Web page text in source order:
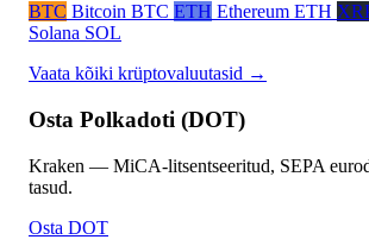
BTC Bitcoin BTC ETH Ethereum ETH
Solana SOL
Vaata kõiki krüptovaluutasid →
Osta Polkadoti (DOT)
Kraken — MiCA-litsentseeritud, SEPA
tasud.
Osta DOT